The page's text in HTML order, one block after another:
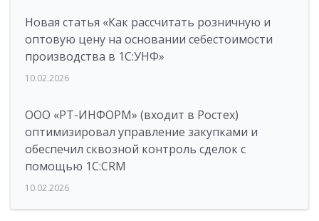
Новая статья «Как рассчитать розничную и
оптовую цену на основании себестоимости
производства в 1С:УНФ»
10.02.2026
ООО «РТ-ИНФОРМ» (входит в Ростех)
оптимизировал управление закупками и
обеспечил сквозной контроль сделок с
помощью 1С:CRM
10.02.2026